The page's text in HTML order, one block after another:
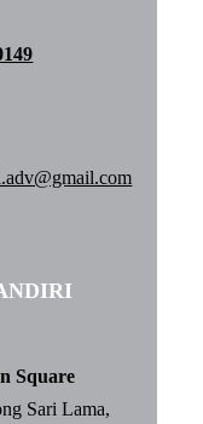
Square
Sari Lama,